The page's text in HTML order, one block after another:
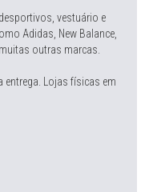
vestuário e
Adidas, New Balance,
outras marcas.
entrega. Lojas físicas em